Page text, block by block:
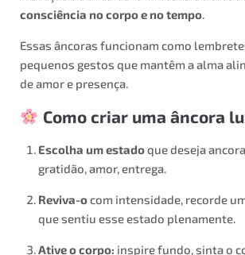
consciência no corpo e no tempo.
Essas âncoras funcionam como
pequenos gestos que mantêm a alma
de amor e presença.
Como criar uma âncora
Escolha um estadoque deseja
gratidão, amor, entrega.
Reviva-ocom intensidade, recorde
que sentiu esse estado plenamente.
Ative o corpo: inspire fundo, sinta o